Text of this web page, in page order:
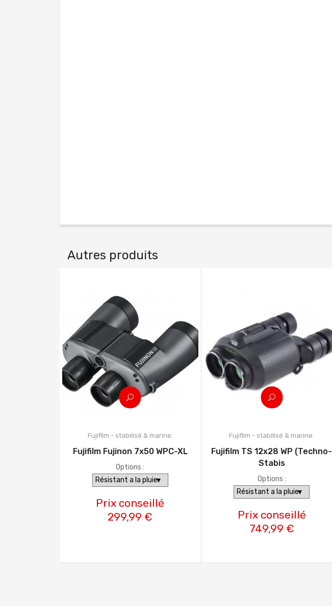
Autres produits
Fujifilm - stabilisé & marine.
Fujifilm Fujinon 7x50 WPC-XL
Options :
Prix conseillé
299,99 €
Fujifilm - stabilisé & marine.
Fujifilm TS 12x28 WP (Techno-
Stabis
Options :
Prix conseillé
749,99 €